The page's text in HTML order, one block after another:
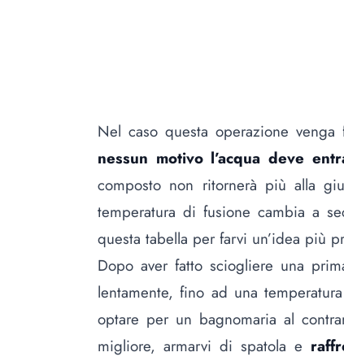
Nel caso questa operazione
nessun motivo l’acqua deve
composto non ritornerà più alla
temperatura di fusione cambia a
questa tabella per farvi un’idea più
Dopo aver fatto sciogliere una
lentamente, fino ad una
optare per un bagnomaria al
migliore, armarvi di spatola e